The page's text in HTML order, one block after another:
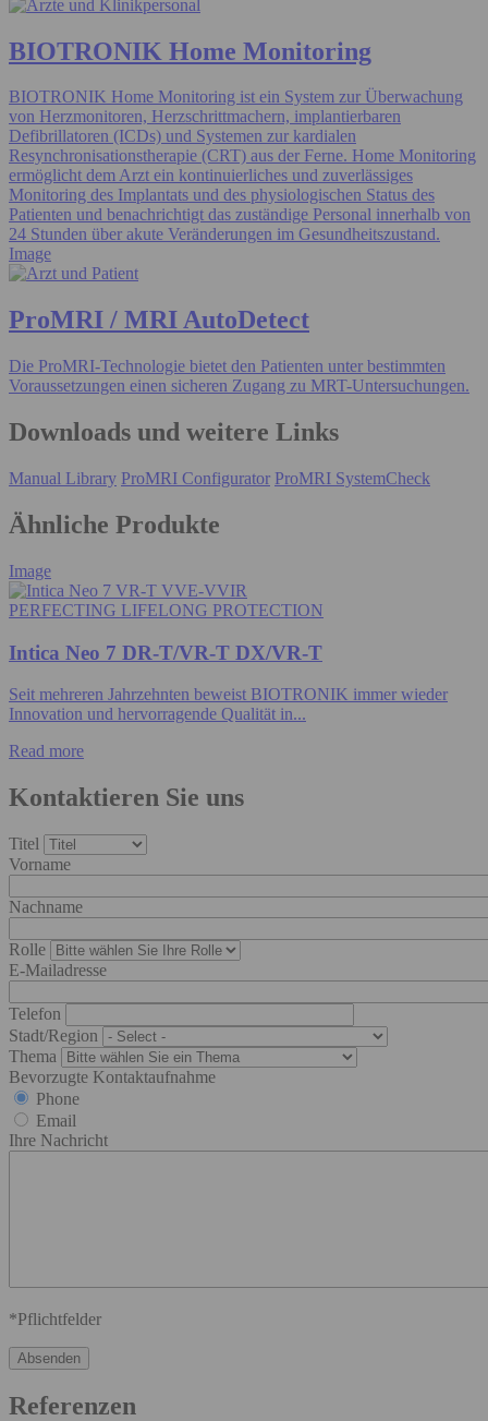
BIOTRONIK Home Monitoring
BIOTRONIK Home Monitoring ist ein System zur Überwachung
von Herzmonitoren, Herzschrittmachern, implantierbaren
Defibrillatoren (ICDs) und Systemen zur kardialen
Resynchronisationstherapie (CRT) aus der Ferne. Home Monitoring
ermöglicht dem Arzt ein kontinuierliches und zuverlässiges
Monitoring des Implantats und des physiologischen Status des
Patienten und benachrichtigt das zuständige Personal innerhalb von
24 Stunden über akute Veränderungen im Gesundheitszustand.
Image
ProMRI / MRI AutoDetect
Die ProMRI-Technologie bietet den Patienten unter bestimmten
Voraussetzungen einen sicheren Zugang zu MRT-Untersuchungen.
Downloads und weitere Links
Manual Library ProMRI Configurator ProMRI SystemCheck
Ähnliche Produkte
Image
PERFECTING LIFELONG PROTECTION
Intica Neo 7 DR-T/VR-T DX/VR-T
Seit mehreren Jahrzehnten beweist BIOTRONIK immer wieder
Innovation und hervorragende Qualität in...
Read more
Kontaktieren Sie uns
Titel
Vorname
Nachname
Rolle
E-Mailadresse
Telefon
Stadt/Region
Thema
Bevorzugte Kontaktaufnahme
Phone
Email
Ihre Nachricht
*Pflichtfelder
Referenzen